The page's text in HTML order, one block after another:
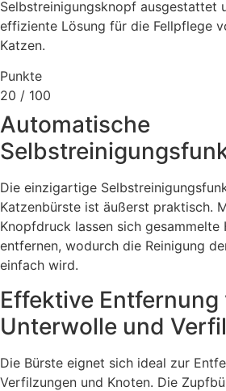
Selbstreinigungsknopf ausgestattet
effiziente Lösung für die Fellpflege
Katzen.
Punkte
20 / 100
Automatische
Die einzigartige
Katzenbürste ist äußerst praktisch.
Knopfdruck lassen sich gesammelte
entfernen, wodurch die Reinigung
einfach wird.
Effektive Entfernung
Unterwolle und
Die Bürste eignet sich ideal zur
Verfilzungen und Knoten. Die